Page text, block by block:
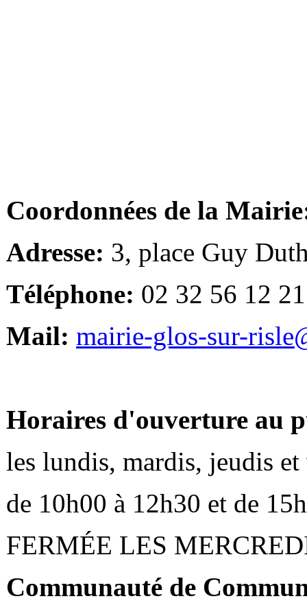
Coordonnées de la
Adresse: 3, place Guy
Téléphone: 02 32 56 12 21
Mail: mairie-glos-sur-
Horaires d'ouverture au
les lundis, mardis, jeudis et
de 10h00 à 12h30 et de
FERMÉE LES
Communauté de